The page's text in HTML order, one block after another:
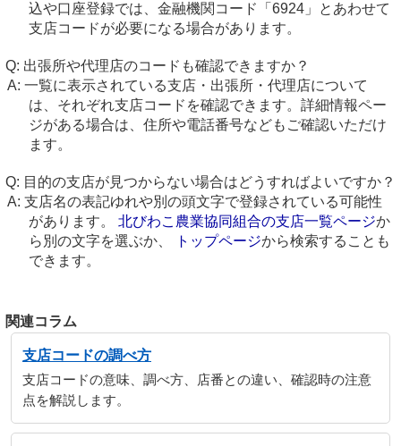
込や口座登録では、金融機関コード「6924」とあわせて
支店コードが必要になる場合があります。
出張所や代理店のコードも確認できますか？
一覧に表示されている支店・出張所・代理店について
は、それぞれ支店コードを確認できます。詳細情報ペー
ジがある場合は、住所や電話番号などもご確認いただけ
ます。
目的の支店が見つからない場合はどうすればよいですか？
支店名の表記ゆれや別の頭文字で登録されている可能性
があります。 北びわこ農業協同組合の支店一覧ページか
ら別の文字を選ぶか、
トップページから検索することも
できます。
関連コラム
支店コードの調べ方
支店コードの意味、調べ方、店番との違い、確認時の注意
点を解説します。